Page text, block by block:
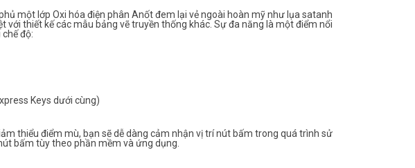
một lớp Oxi hóa điện phân Anốt đem lại vẻ ngoài hoàn mỹ như lụa satanh
với thiết kế các mẫu bảng vẽ truyền thống khác. Sự đa năng là một điểm nổi
độ:
Keys dưới cùng)
thiểu điểm mù, bạn sẽ dễ dàng cảm nhận vị trí nút bấm trong quá trình sử
bấm tùy theo phần mềm và ứng dụng.